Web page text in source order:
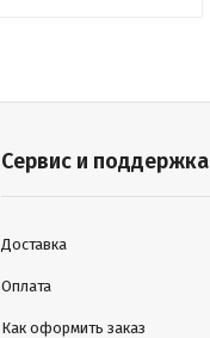
Сервис и поддержка
Доставка
Оплата
Как оформить заказ